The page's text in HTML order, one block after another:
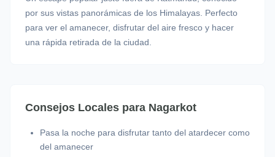
por sus vistas panorámicas de los Himalayas. Perfecto
para ver el amanecer, disfrutar del aire fresco y hacer
una rápida retirada de la ciudad.
Consejos Locales para Nagarkot
Pasa la noche para disfrutar tanto del atardecer como
del amanecer